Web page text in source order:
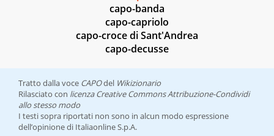
capo-banda
capo-capriolo
capo-croce di Sant'Andrea
capo-decusse
Tratto dalla voce CAPOdel Wikizionario
Rilasciato con licenza Creative Commons Attribuzione-Condividi
allo stesso modo
I testi sopra riportati non sono in alcun modo espressione
dell’opinione di Italiaonline S.p.A.